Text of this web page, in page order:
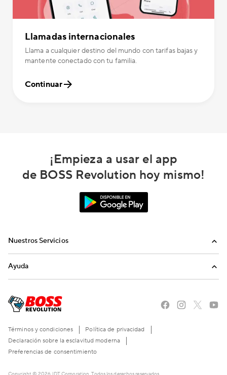
Llamadas internacionales
Llama a cualquier destino del mundo con tarifas bajas y
mantente conectado con tu familia.
Continuar
¡Empieza a usar el app
de BOSS Revolution hoy mismo!
Nuestros Servicios
Recargas Internacionales
Ayuda
Envíanos un email
Términos y condiciones
Política de privacidad
Declaración sobre la esclavitud moderna
Preferencias de consentimiento